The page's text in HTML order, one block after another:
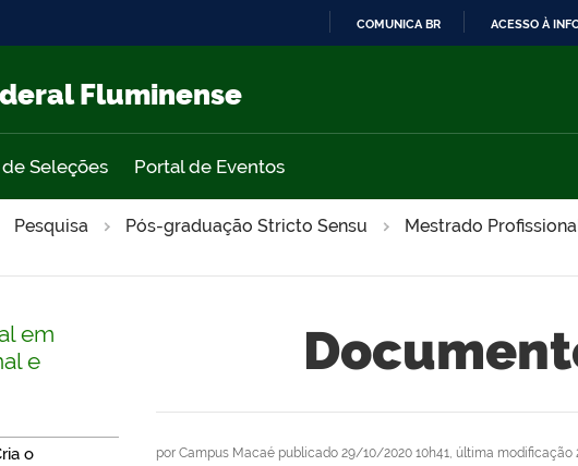
COMUNICA BR ACESSO À
Fluminense
Seleções Portal de Eventos
Pesquisa Pós-graduação Stricto Sensu Mestrado
em
e
o
por Campus Macaé publicado 29/10/2020 10h41, última modificação